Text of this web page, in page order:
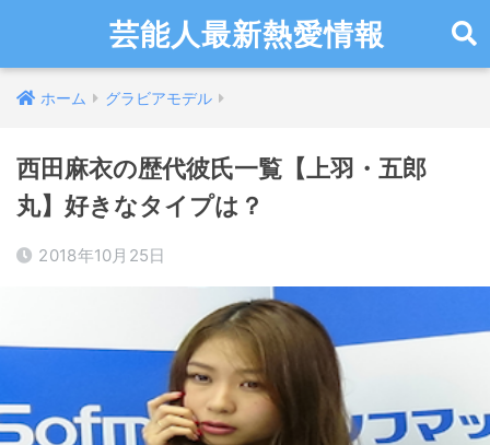
芸能人最新熱愛情報
ホーム グラビアモデル
西田麻衣の歴代彼氏一覧【上羽・五郎
丸】好きなタイプは？
2018年10月25日